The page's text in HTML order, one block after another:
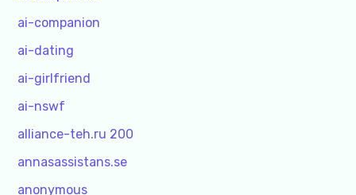
ai-companion
ai-dating
ai-girlfriend
ai-nswf
alliance-teh.ru 200
annasassistans.se
anonymous